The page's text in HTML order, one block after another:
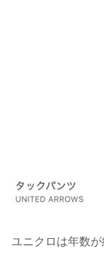
ユニクロは年数